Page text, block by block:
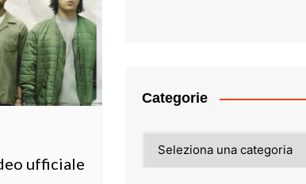
ufficiale
Categorie